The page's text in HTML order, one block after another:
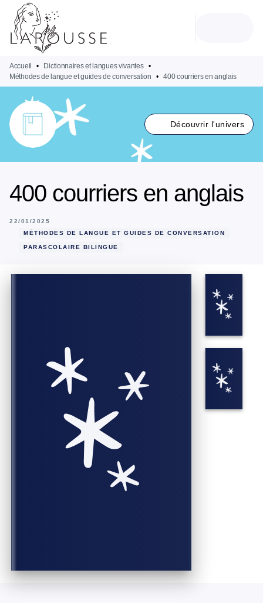
MENU
PIED DE PAGE
Accueil • Dictionnaires et langues vivantes
•
Méthodes de langue et guides de conversation
• 400 courriers en anglais
Découvrir l'univers
400 courriers en anglais
22/01/2025
MÉTHODES DE LANGUE ET GUIDES DE CONVERSATION
PARASCOLAIRE BILINGUE